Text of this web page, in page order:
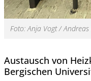
Foto: Anja Vogt /
Austausch von
Bergischen